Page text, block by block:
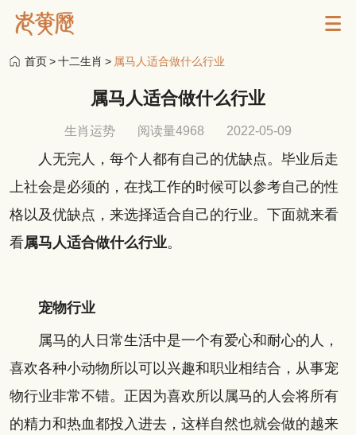
首页>十二生肖 > 属马人适合做什么行业
属马人适合做什么行业
生肖运势 阅读量4968 2022-05-09
人无完人，每个人都有自己的优缺点。毕业后走
上社会是必须的，在找工作的时候可以参考自己的性
格以及优缺点，来选择适合自己的行业。下面就来看
看属马人适合做什么行业。
宠物行业
属马的人日常生活中是一个有爱心和耐心的人，
喜欢各种小动物所以可以兴趣和职业相结合，从事宠
物行业非常不错。正因为喜欢所以属马的人会将所有
的精力和热血都投入进去，这样自然也就会做的越来